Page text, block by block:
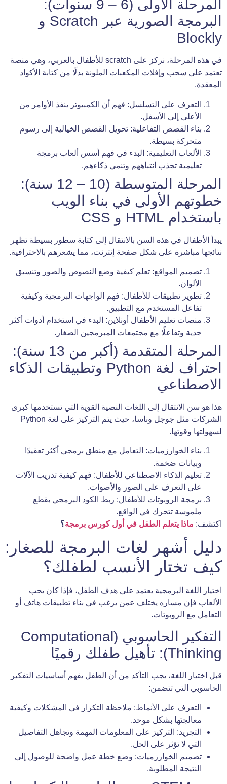
المرحلة الأولى (6 – 9 سنوات):
البرمجة الصورية عبر Scratch و
Blockly
في هذه المرحلة، نركز على scratch للأطفال بالعربي، وهي منصة
تعتمد على سحب وإفلات المكعبات الملونة بدلًا من كتابة الأكواد
المعقدة.
التعرف على التسلسل: فهم أن الكمبيوتر ينفذ الأوامر من
الأعلى إلى الأسفل.
بناء القصص التفاعلية: تحويل القصص الخيالية إلى رسوم
متحركة بسيطة.
الألعاب التعليمية: البدء في فهم أسس ألعاب برمجة
تعليمية تجذب انتباههم وتنمي ذكاءهم.
المرحلة المتوسطة (10 – 12 سنة):
خطوتهم الأولى في بناء الويب
باستخدام HTML و CSS
يبدأ الأطفال في هذه السن بالانتقال إلى كتابة سطور بسيطة تظهر
نتائجها مباشرة على شكل صفحة إنترنت، مما يشعرهم بالاحترافية.
تصميم المواقع: تعلم كيفية وضع النصوص والصور وتنسيق
الألوان.
تطوير تطبيقات للأطفال: فهم الواجهات البرمجية وكيفية
تفاعل المستخدم مع التطبيق.
منصات تعليم الأطفال أونلاين: البدء في استخدام أدوات أكثر
جدية وتفاعلًا مع مجتمعات المبرمجين الصغار.
المرحلة المتقدمة (أكبر من 13 سنة):
احتراف لغة Python وتطبيقات الذكاء
الاصطناعي
هذا هو سن الانتقال إلى اللغات النصية القوية التي تستخدمها كبرى
الشركات مثل جوجل وناسا، حيث يتم التركيز على لغة Python
لسهولتها وقوتها.
بناء الخوارزميات: التعامل مع منطق برمجي أكثر تعقيدًا
وبيانات ضخمة.
تعليم الذكاء الاصطناعي للأطفال: فهم كيفية تدريب الآلات
على التعرف على الصور والأصوات.
برمجة الروبوتات للأطفال: ربط الكود البرمجي بقطع
ملموسة تتحرك في الواقع.
اكتشف: ماذا يتعلم الطفل في أول كورس برمجة؟
دليل أشهر لغات البرمجة للصغار:
كيف تختار الأنسب لطفلك؟
اختيار اللغة البرمجية يعتمد على هدف الطفل، فإذا كان يحب
الألعاب فإن مساره يختلف عمن يرغب في بناء تطبيقات هاتف أو
التعامل مع الروبوتات.
التفكير الحاسوبي (Computational
Thinking): تأهيل طفلك رقميًا
قبل اختيار اللغة، يجب التأكد من أن الطفل يفهم أساسيات التفكير
الحاسوبي التي تتضمن:
التعرف على الأنماط: ملاحظة التكرار في المشكلات وكيفية
معالجتها بشكل موحد.
التجريد: التركيز على المعلومات المهمة وتجاهل التفاصيل
التي لا تؤثر على الحل.
تصميم الخوارزميات: وضع خطة عمل واضحة للوصول إلى
النتيجة المطلوبة.